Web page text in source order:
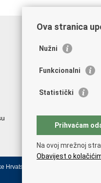
Poveznice
Portal sudova
Državno odvjetništvo
Ured za suzbijanje
Državnoodvjetničko
Hrvatska
Hrvatska
Hrvatske.
Ova stranica
Nužni
Funkcionalni
Statistički
Prihvaćam
Na ovoj mrežnoj
Obavijest o